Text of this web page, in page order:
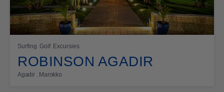
Surfing Golf Excursies
ROBINSON AGADIR
Agadir . Marokko